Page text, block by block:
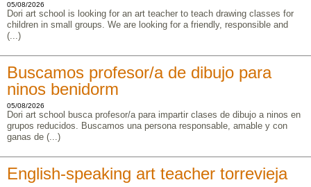
05/08/2026
Dori art school is looking for an art teacher to teach drawing classes for
children in small groups. We are looking for a friendly, responsible and
(...)
Buscamos profesor/a de dibujo para
ninos benidorm
05/08/2026
Dori art school busca profesor/a para impartir clases de dibujo a ninos en
grupos reducidos. Buscamos una persona responsable, amable y con
ganas de (...)
English-speaking art teacher torrevieja